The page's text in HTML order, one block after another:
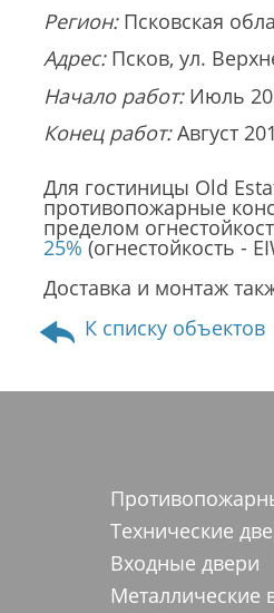
Регион:Псковская
Адрес:Псков, ул.
Начало работ:Июль
Конец работ:Август
Для гостиницы Old
противопожарные
пределом
25% (огнестойкость -
Доставка и монтаж
К списку объектов
Технические
Входные двери
Металлические